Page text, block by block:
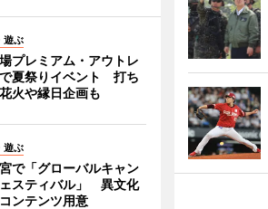
遊ぶ
プレミアム・アウトレ
夏祭りイベント 打ち
花火や縁日企画も
遊ぶ
で「グローバルキャン
スティバル」 異文化
ンテンツ用意